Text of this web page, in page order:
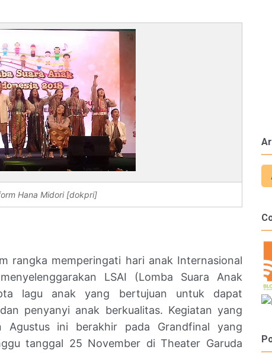
Hana Midori [dokpri]
rangka memperingati hari anak Internasional
LSAI (Lomba Suara Anak
lagu anak yang bertujuan untuk dapat
penyanyi anak berkualitas. Kegiatan yang
Agustus ini berakhir pada Grandfinal yang
tanggal 25 November di Theater Garuda